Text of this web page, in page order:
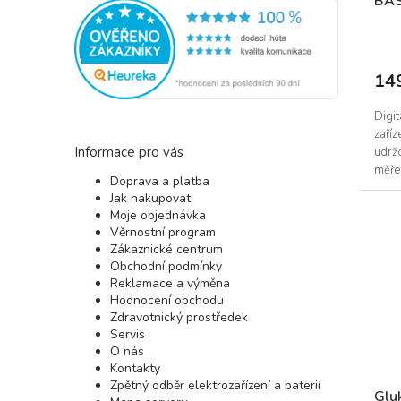
Informace pro vás
Doprava a platba
Jak nakupovat
Moje objednávka
Věrnostní program
Zákaznické centrum
Obchodní podmínky
Reklamace a výměna
Hodnocení obchodu
Zdravotnický prostředek
Servis
O nás
Kontakty
Zpětný odběr elektrozařízení a baterií
je
z
5